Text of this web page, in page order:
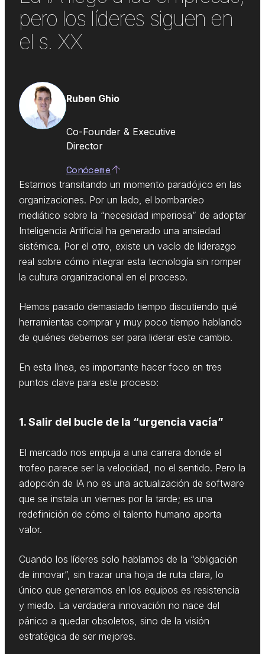
pero los líderes siguen en
el s. XX
Ruben Ghio
Co-Founder & Executive
Director
Conóceme
Estamos transitando un momento paradójico en las
organizaciones. Por un lado, el bombardeo
mediático sobre la “necesidad imperiosa” de adoptar
Inteligencia Artificial ha generado una ansiedad
sistémica. Por el otro, existe un vacío de liderazgo
real sobre cómo integrar esta tecnología sin romper
la cultura organizacional en el proceso.
Hemos pasado demasiado tiempo discutiendo qué
herramientas comprar y muy poco tiempo hablando
de quiénes debemos ser para liderar este cambio.
En esta línea, es importante hacer foco en tres
puntos clave para este proceso:
1. Salir del bucle de la “urgencia vacía”
El mercado nos empuja a una carrera donde el
trofeo parece ser la velocidad, no el sentido. Pero la
adopción de IA no es una actualización de software
que se instala un viernes por la tarde; es una
redefinición de cómo el talento humano aporta
valor.
Cuando los líderes solo hablamos de la “obligación
de innovar”, sin trazar una hoja de ruta clara, lo
único que generamos en los equipos es resistencia
y miedo. La verdadera innovación no nace del
pánico a quedar obsoletos, sino de la visión
estratégica de ser mejores.